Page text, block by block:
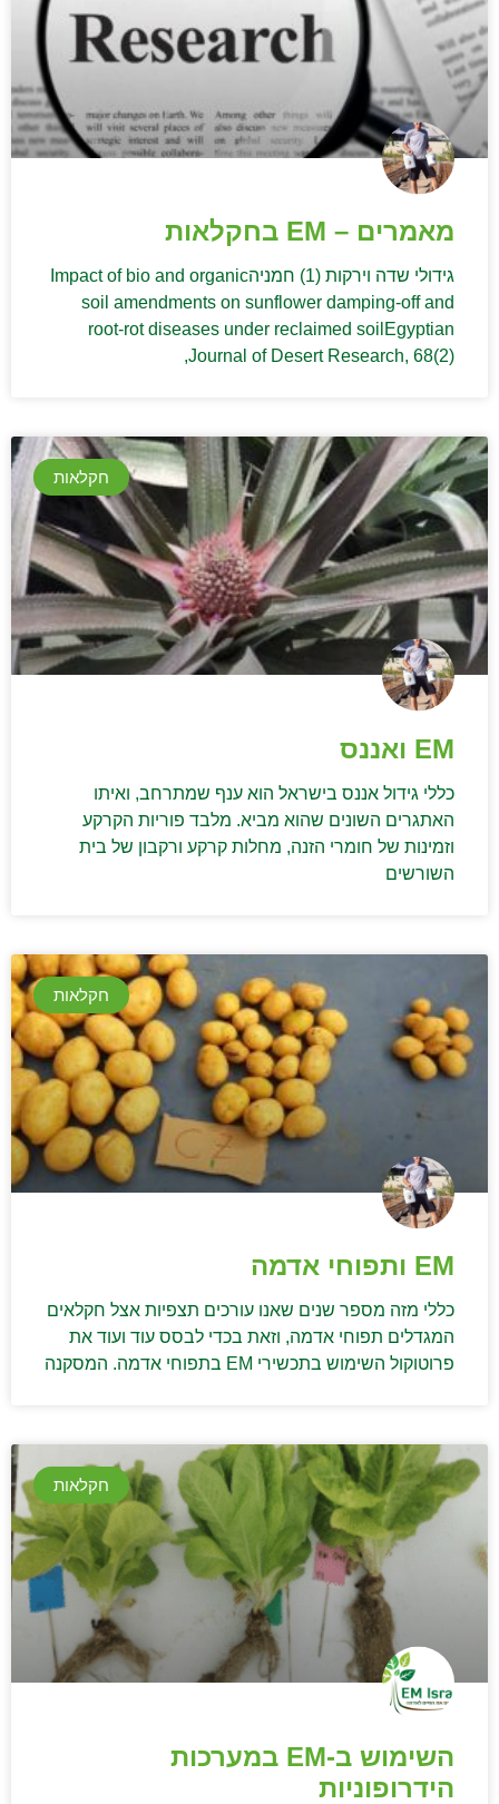
מאמרים – EM בחקלאות
גידולי שדה וירקות (1) חמניהImpact of bio and organic
soil amendments on sunflower damping-off and
root-rot diseases under reclaimed soilEgyptian
Journal of Desert Research, 68(2),
חקלאות
EM ואננס
כללי גידול אננס בישראל הוא ענף שמתרחב, ואיתו
האתגרים השונים שהוא מביא. מלבד פוריות הקרקע
וזמינות של חומרי הזנה, מחלות קרקע ורקבון של בית
השורשים
חקלאות
EM ותפוחי אדמה
כללי מזה מספר שנים שאנו עורכים תצפיות אצל חקלאים
המגדלים תפוחי אדמה, וזאת בכדי לבסס עוד ועוד את
פרוטוקול השימוש בתכשירי EM בתפוחי אדמה. המסקנה
חקלאות
השימוש ב-EM במערכות
הידרופוניות